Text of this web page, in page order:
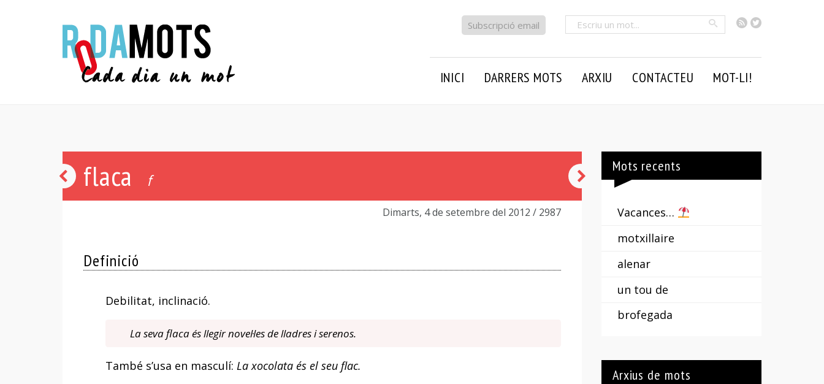
RSSTwitter
Cercar
Subscripció email
INICI DARRERS MOTS ARXIU CONTACTEU MOT-LI!
flaca f
Dimarts, 4 de setembre del 2012 / 2987
Definició
Debilitat, inclinació.
La seva flaca és llegir novel·les de lladres i serenos.
També s’usa en masculí: La xocolata és el seu flac.
tastar
Mots recents
Vacances…
motxillaire
alenar
un tou de
brofegada
Arxius de mots